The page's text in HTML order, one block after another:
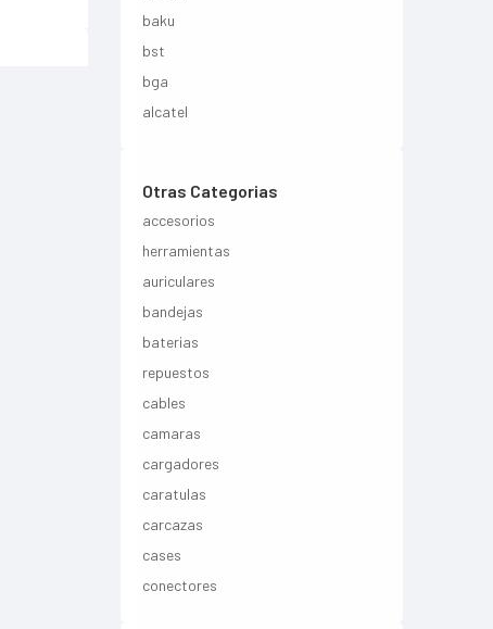
baku
bst
bga
alcatel
Otras Categorias
accesorios
herramientas
auriculares
bandejas
baterias
repuestos
cables
camaras
cargadores
caratulas
carcazas
cases
conectores